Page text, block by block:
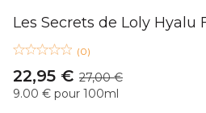
Les Secrets de Loly Hyalu
(0)
22,95 € 27,00 €
9.00 € pour 100ml